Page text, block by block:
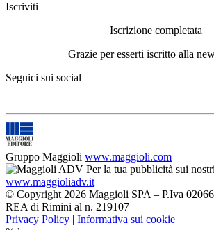
Iscriviti
Iscrizione completata
Grazie per esserti iscritto alla
Seguici sui social
Gruppo Maggioli www.maggioli.com
Per la tua pubblicità sui
www.maggioliadv.it
© Copyright 2026 Maggioli SPA – P.Iva
REA di Rimini al n. 219107
Privacy Policy | Informativa sui cookie